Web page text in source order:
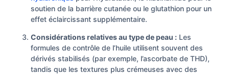
soutien de la barrière cutanée ou le glutathion pour un
effet éclaircissant supplémentaire.
Considérations relatives au type de peau : Les
formules de contrôle de l’huile utilisent souvent des
dérivés stabilisés (par exemple, l’ascorbate de THD),
tandis que les textures plus crémeuses avec des